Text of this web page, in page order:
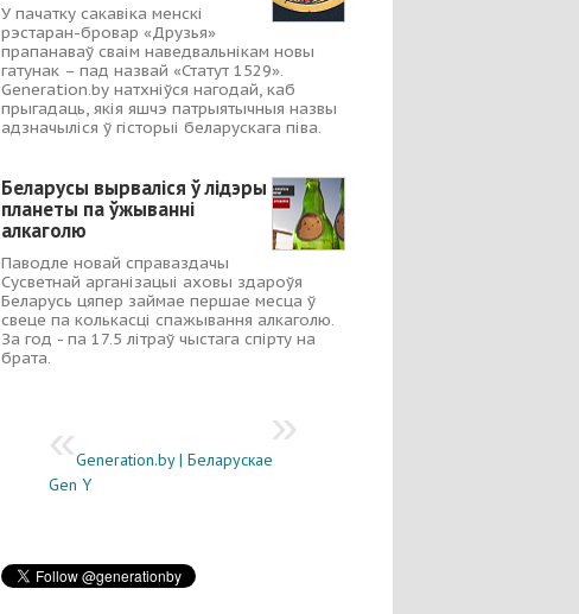
У пачатку сакавіка менскі
рэстаран-бровар «Друзья»
прапанаваў сваім наведвальнікам новы
гатунак – пад назвай «Статут 1529».
Generation.by натхніўся нагодай, каб
прыгадаць, якія яшчэ патрыятычныя назвы
адзначыліся ў гісторыі беларускага піва.
Беларусы вырваліся ў лідэры
планеты па ўжыванні
алкаголю
Паводле новай справаздачы
Сусветнай арганізацыі аховы здароўя
Беларусь цяпер займае першае месца ў
свеце па колькасці спажывання алкаголю.
За год - па 17.5 літраў чыстага спірту на
брата.
Generation.by | Беларускае
Gen Y